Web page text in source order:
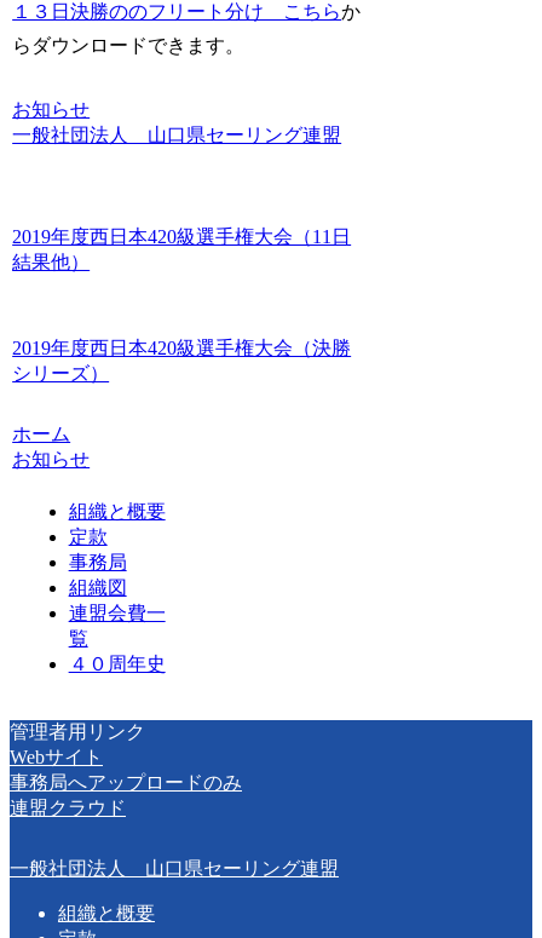
１３日決勝ののフリート分け こちらか
らダウンロードできます。
お知らせ
一般社団法人 山口県セーリング連盟
2019年度西日本420級選手権大会（11日
結果他）
2019年度西日本420級選手権大会（決勝
シリーズ）
ホーム
お知らせ
組織と概要
定款
事務局
組織図
連盟会費一
覧
４０周年史
管理者用リンク
Webサイト
事務局へアップロードのみ
連盟クラウド
一般社団法人 山口県セーリング連盟
組織と概要